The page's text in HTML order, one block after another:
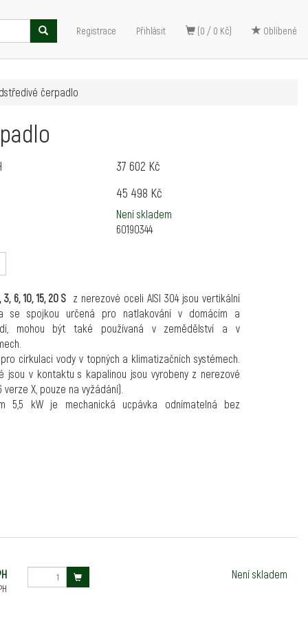
(0 / 0 Kč) Oblíbené
Registrace Přihlásit
čerpadlo
37 602 Kč
45 498 Kč
Není skladem
60190344
3, 6, 10, 15, 20 S z nerezové oceli AISI 304 jsou vertikální
se spojkou určená pro natlakování v domácím a
mohou být také používaná v zemědělství a v
cirkulaci vody v topných a klimatizačních systémech.
jsou v kontaktu s kapalinou jsou vyrobeny z nerezové
verze X, pouze na vyžádání).
5,5 kW je mechanická ucpávka odnímatelná bez
FKM)
Není skladem